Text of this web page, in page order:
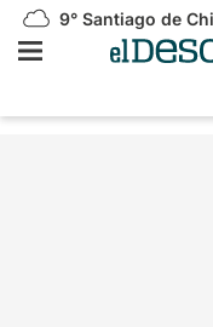
9° Santiago de